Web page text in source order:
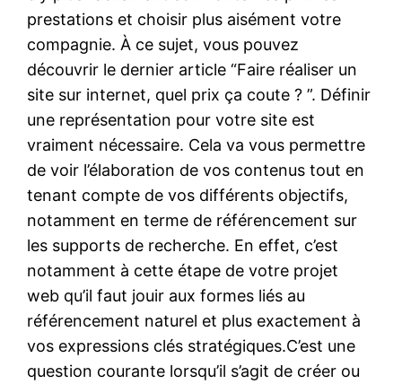
prestations et choisir plus aisément votre
compagnie. À ce sujet, vous pouvez
découvrir le dernier article “Faire réaliser un
site sur internet, quel prix ça coute ? ”. Définir
une représentation pour votre site est
vraiment nécessaire. Cela va vous permettre
de voir l’élaboration de vos contenus tout en
tenant compte de vos différents objectifs,
notamment en terme de référencement sur
les supports de recherche. En effet, c’est
notamment à cette étape de votre projet
web qu’il faut jouir aux formes liés au
référencement naturel et plus exactement à
vos expressions clés stratégiques.C’est une
question courante lorsqu’il s’agit de créer ou